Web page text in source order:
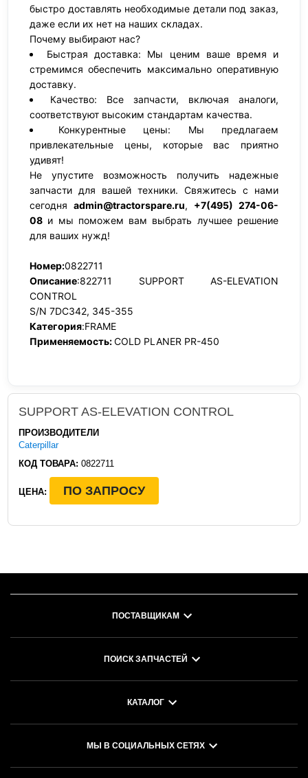
быстро доставлять необходимые детали под заказ,
даже если их нет на наших складах.
Почему выбирают нас?
Быстрая доставка: Мы ценим ваше время и
стремимся обеспечить максимально оперативную
доставку.
Качество: Все запчасти, включая аналоги,
соответствуют высоким стандартам качества.
Конкурентные цены: Мы предлагаем
привлекательные цены, которые вас приятно
удивят!
Не упустите возможность получить надежные
запчасти для вашей техники. Свяжитесь с нами
сегодня admin@tractorspare.ru, +7(495) 274-06-
08 и мы поможем вам выбрать лучшее решение
для ваших нужд!
Номер:0822711
Описание:822711 SUPPORT AS-ELEVATION
CONTROL
S/N 7DC342, 345-355
Категория:FRAME
Применяемость:COLD PLANER PR-450
SUPPORT AS-ELEVATION CONTROL
ПРОИЗВОДИТЕЛИ
Caterpillar
КОД ТОВАРА: 0822711
ЦЕНА: ПО ЗАПРОСУ
ПОСТАВЩИКАМ
ПОИСК ЗАПЧАСТЕЙ
КАТАЛОГ
МЫ В СОЦИАЛЬНЫХ СЕТЯХ